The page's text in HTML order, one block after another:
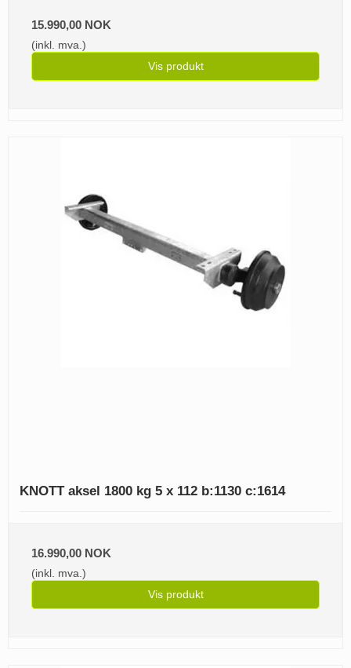
15.990,00 NOK
(inkl. mva.)
Vis produkt
KNOTT aksel 1800 kg 5 x 112 b:1130 c:1614
16.990,00 NOK
(inkl. mva.)
Vis produkt